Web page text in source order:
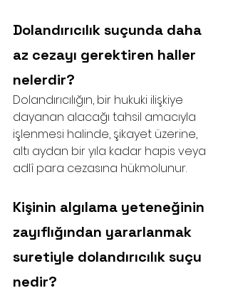
Dolandırıcılık suçunda daha
az cezayı gerektiren haller
nelerdir?
Dolandırıcılığın, bir hukuki ilişkiye
dayanan alacağı tahsil amacıyla
işlenmesi halinde, şikayet üzerine,
altı aydan bir yıla kadar hapis veya
adlî para cezasına hükmolunur.
Kişinin algılama yeteneğinin
zayıflığından yararlanmak
suretiyle dolandırıcılık suçu
nedir?